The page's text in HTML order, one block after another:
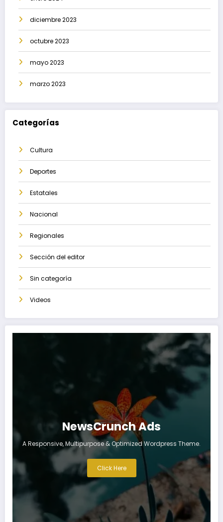
diciembre 2023
octubre 2023
mayo 2023
marzo 2023
Categorías
Cultura
Deportes
Estatales
Nacional
Regionales
Sección del editor
Sin categoría
Videos
NewsCrunch Ads
A Responsive, Multipurpose & Optimized Wordpress Theme.
Click Here